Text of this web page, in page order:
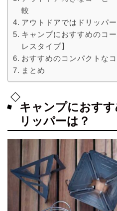
較
アウトドアではドリッパ
キャンプにおすすめのコ
レスタイプ】
おすすめのコンパクトな
まとめ
キャンプにおす
リッパーは？